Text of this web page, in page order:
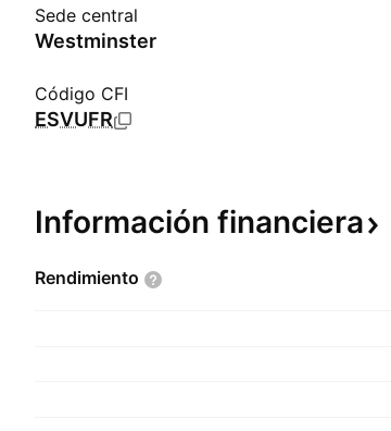
Sede central
Westminster
Código CFI
ESVUFR
Información financiera
Rendimiento